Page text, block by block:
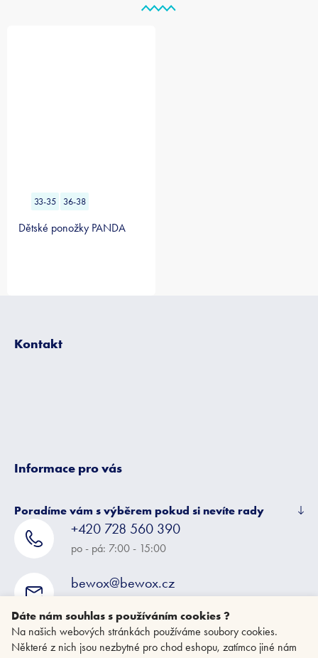
Dáte nám souhlas s používáním cookies ?
Na našich webových stránkách používáme soubory cookies.
Některé z nich jsou nezbytné pro chod eshopu, zatímco jiné nám
33-35 36-38
Dětské ponožky PANDA
Kontakt
Informace pro vás
Poradíme vám s výběrem pokud si nevíte rady
+420 728 560 390
po - pá: 7:00 - 15:00
bewox@bewox.cz